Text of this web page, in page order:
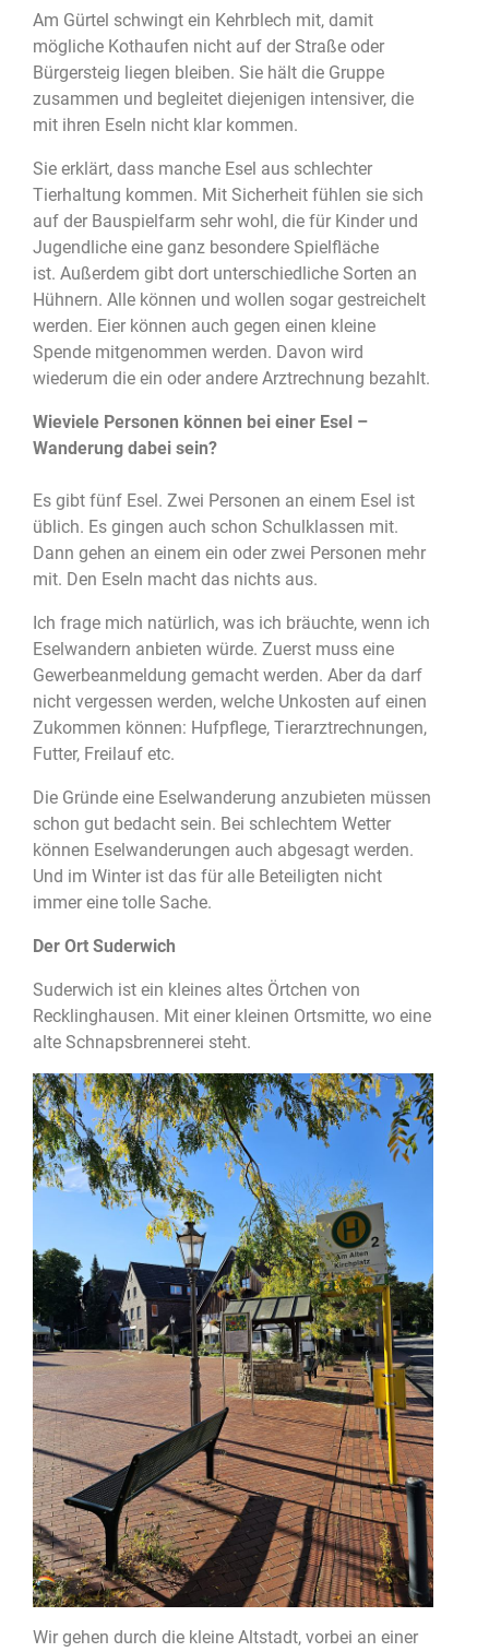
Am Gürtel schwingt ein Kehrblech mit, damit
mögliche Kothaufen nicht auf der Straße oder
Bürgersteig liegen bleiben. Sie hält die Gruppe
zusammen und begleitet diejenigen intensiver, die
mit ihren Eseln nicht klar kommen.
Sie erklärt, dass manche Esel aus schlechter
Tierhaltung kommen. Mit Sicherheit fühlen sie sich
auf der Bauspielfarm sehr wohl, die für Kinder und
Jugendliche eine ganz besondere Spielfläche
ist. Außerdem gibt dort unterschiedliche Sorten an
Hühnern. Alle können und wollen sogar gestreichelt
werden. Eier können auch gegen einen kleine
Spende mitgenommen werden. Davon wird
wiederum die ein oder andere Arztrechnung bezahlt.
Wieviele Personen können bei einer Esel –
Wanderung dabei sein?
Es gibt fünf Esel. Zwei Personen an einem Esel ist
üblich. Es gingen auch schon Schulklassen mit.
Dann gehen an einem ein oder zwei Personen mehr
mit. Den Eseln macht das nichts aus.
Ich frage mich natürlich, was ich bräuchte, wenn ich
Eselwandern anbieten würde. Zuerst muss eine
Gewerbeanmeldung gemacht werden. Aber da darf
nicht vergessen werden, welche Unkosten auf einen
Zukommen können: Hufpflege, Tierarztrechnungen,
Futter, Freilauf etc.
Die Gründe eine Eselwanderung anzubieten müssen
schon gut bedacht sein. Bei schlechtem Wetter
können Eselwanderungen auch abgesagt werden.
Und im Winter ist das für alle Beteiligten nicht
immer eine tolle Sache.
Der Ort Suderwich
Suderwich ist ein kleines altes Örtchen von
Recklinghausen. Mit einer kleinen Ortsmitte, wo eine
alte Schnapsbrennerei steht.
Wir gehen durch die kleine Altstadt, vorbei an einer